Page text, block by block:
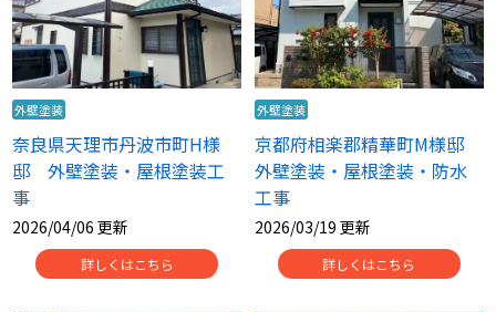
外壁塗装
奈良県天理市丹波市町H様
邸 外壁塗装・屋根塗装工
事
2026/04/06 更新
詳しくはこちら
外壁塗装
京都府相楽郡精華町M様邸
外壁塗装・屋根塗装・防水
工事
2026/03/19 更新
詳しくはこちら